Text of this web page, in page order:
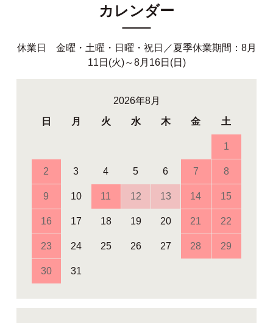
カレンダー
休業日 金曜・土曜・日曜・祝日／夏季休業期間：8月
11日(火)～8月16日(日)
2026年8月
日
月 火 水 木 金 土
1
2 3 4 5 6 7 8
9 10 11 12 13 14 15
16 17 18 19 20 21 22
23 24 25 26 27 28 29
30 31